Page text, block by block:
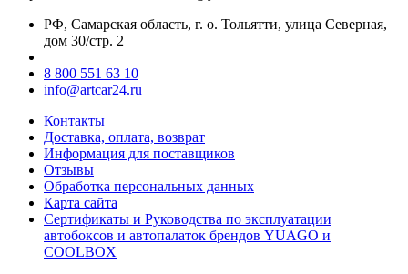
РФ, Самарская область, г. о. Тольятти, улица Северная,
дом 30/стр. 2
8 800 551 63 10
info@artcar24.ru
Контакты
Доставка, оплата, возврат
Информация для поставщиков
Отзывы
Обработка персональных данных
Карта сайта
Сертификаты и Руководства по эксплуатации
автобоксов и автопалаток брендов YUAGO и
COOLBOX